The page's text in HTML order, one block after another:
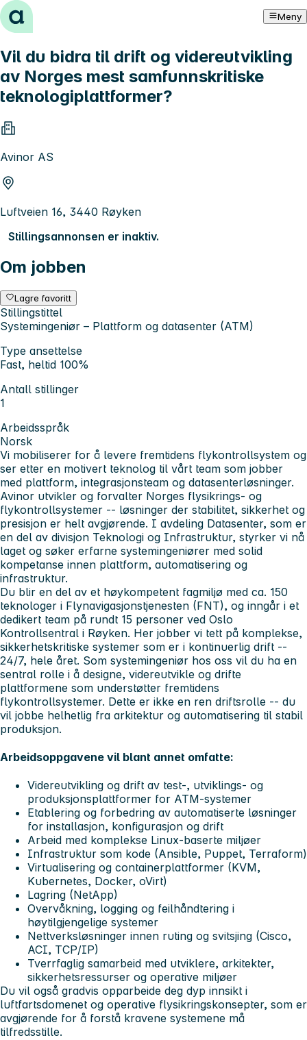
Hopp til innhold Meny
Vil du bidra til drift og videreutvikling
av Norges mest samfunnskritiske
teknologiplattformer?
Avinor AS
Luftveien 16, 3440 Røyken
Stillingsannonsen er inaktiv.
Om jobben
Lagre favoritt
Stillingstittel
Systemingeniør – Plattform og datasenter (ATM)
Type ansettelse
Fast, heltid 100%
Antall stillinger
1
Arbeidsspråk
Norsk
Vi mobiliserer for å levere fremtidens flykontrollsystem og
ser etter en motivert teknolog til vårt team som jobber
med plattform, integrasjonsteam og datasenterløsninger.
Avinor utvikler og forvalter Norges flysikrings- og
flykontrollsystemer -- løsninger der stabilitet, sikkerhet og
presisjon er helt avgjørende. I avdeling Datasenter, som er
en del av divisjon Teknologi og Infrastruktur, styrker vi nå
laget og søker erfarne systemingeniører med solid
kompetanse innen plattform, automatisering og
infrastruktur.
Du blir en del av et høykompetent fagmiljø med ca. 150
teknologer i Flynavigasjonstjenesten (FNT), og inngår i et
dedikert team på rundt 15 personer ved Oslo
Kontrollsentral i Røyken. Her jobber vi tett på komplekse,
sikkerhetskritiske systemer som er i kontinuerlig drift --
24/7, hele året. Som systemingeniør hos oss vil du ha en
sentral rolle i å designe, videreutvikle og drifte
plattformene som understøtter fremtidens
flykontrollsystemer. Dette er ikke en ren driftsrolle -- du
vil jobbe helhetlig fra arkitektur og automatisering til stabil
produksjon.
Arbeidsoppgavene vil blant annet omfatte:
Videreutvikling og drift av test-, utviklings- og
produksjonsplattformer for ATM-systemer
Etablering og forbedring av automatiserte løsninger
for installasjon, konfigurasjon og drift
Arbeid med komplekse Linux-baserte miljøer
Infrastruktur som kode (Ansible, Puppet, Terraform)
Virtualisering og containerplattformer (KVM,
Kubernetes, Docker, oVirt)
Lagring (NetApp)
Overvåkning, logging og feilhåndtering i
høytilgjengelige systemer
Nettverksløsninger innen ruting og svitsjing (Cisco,
ACI, TCP/IP)
Tverrfaglig samarbeid med utviklere, arkitekter,
sikkerhetsressurser og operative miljøer
Du vil også gradvis opparbeide deg dyp innsikt i
luftfartsdomenet og operative flysikringskonsepter, som er
avgjørende for å forstå kravene systemene må
tilfredsstille.